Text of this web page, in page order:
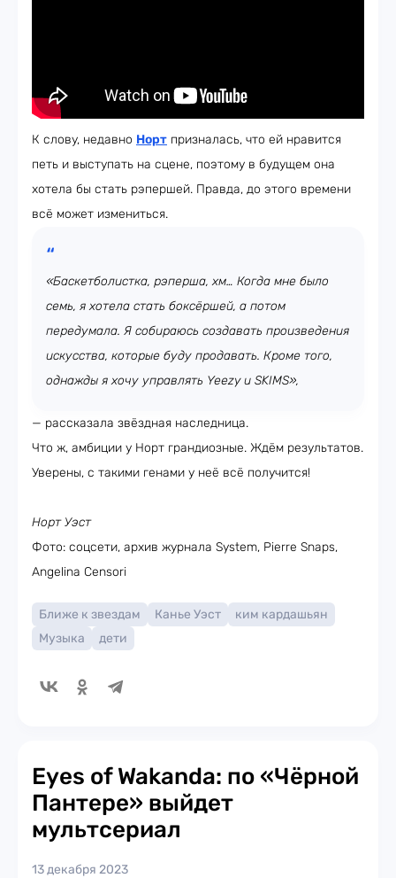
К слову, недавно Норт призналась, что ей нравится
петь и выступать на сцене, поэтому в будущем она
хотела бы стать рэпершей. Правда, до этого времени
всё может измениться.
«Баскетболистка, рэперша, хм… Когда мне было
семь, я хотела стать боксёршей, а потом
передумала. Я собираюсь создавать произведения
искусства, которые буду продавать. Кроме того,
однажды я хочу управлять Yeezy и SKIMS»,
— рассказала звёздная наследница.
Что ж, амбиции у Норт грандиозные. Ждём результатов.
Уверены, с такими генами у неё всё получится!
Норт Уэст
Фото: соцсети, архив журнала System, Pierre Snaps,
Angelina Censori
Ближе к звездам Канье Уэст
ким кардашьян
Музыка
дети
Eyes of Wakanda: по «Чёрной
Пантере» выйдет
мультсериал
13 декабря 2023